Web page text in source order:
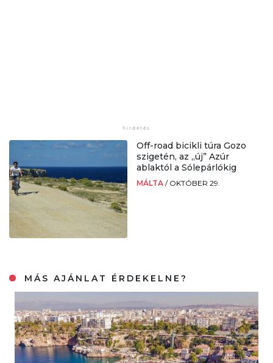
Off-road bicikli túra Gozo
szigetén, az „új” Azúr
ablaktól a Sólepárlókig
MÁLTA / OKTÓBER 29.
MÁS AJÁNLAT ÉRDEKELNE?